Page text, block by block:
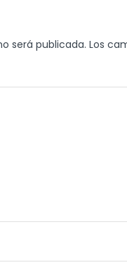
será publicada. Los